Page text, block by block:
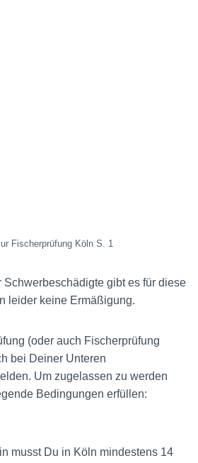
Fischerprüfung Köln S. 1
Schwerbeschädigte gibt es für diese
leider keine Ermäßigung.
(oder auch Fischerprüfung
bei Deiner Unteren
Um zugelassen zu werden
Bedingungen erfüllen:
musst Du in Köln mindestens 14